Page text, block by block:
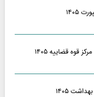
قوه قضاییه ۱۴۰۵
۱۴۰۵